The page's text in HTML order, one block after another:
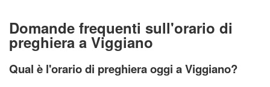
Domande frequenti sull'orario di
preghiera a Viggiano
Qual è l'orario di preghiera oggi a Viggiano?